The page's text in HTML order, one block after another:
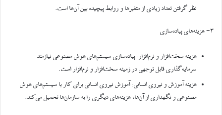
نظر گرفتن تعداد زیادی از متغیرها و روابط پیچیده بین آن‌ها است.
۳- هزینه‌های پیاده‌سازی
هزینه سخت‌افزار و نرم‌افزار: پیاده‌سازی سیستم‌های هوش مصنوعی نیازمند
سرمایه‌گذاری قابل توجهی در زمینه سخت‌افزار و نرم‌افزار است.
هزینه آموزش و نیروی انسانی: آموزش نیروی انسانی برای کار با سیستم‌های هوش
مصنوعی و نگهداری از آن‌ها، هزینه‌های دیگری را به سازمان‌ها تحمیل می‌کند.